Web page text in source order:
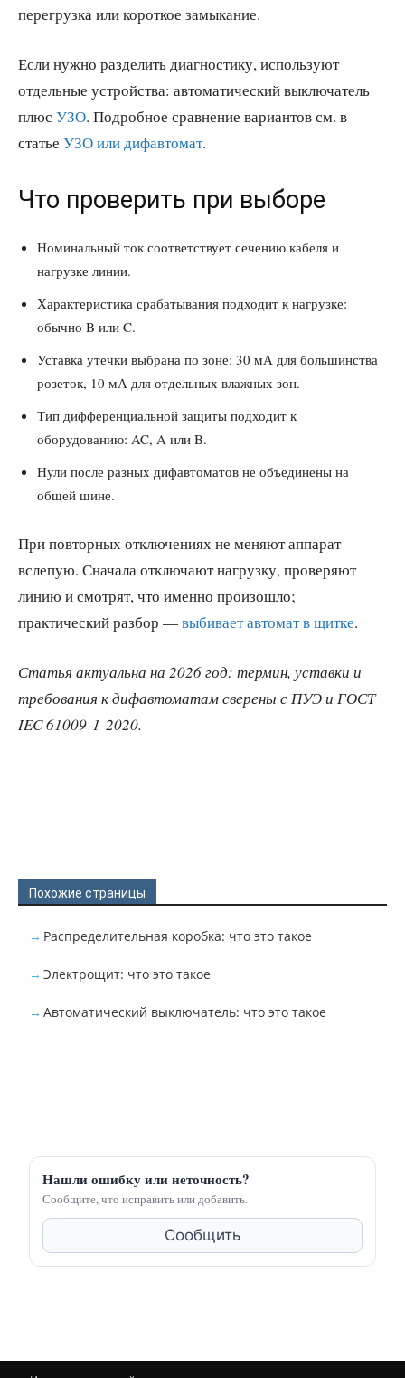
перегрузка или короткое замыкание.
Если нужно разделить диагностику, используют
отдельные устройства: автоматический выключатель
плюс УЗО. Подробное сравнение вариантов см. в
статье УЗО или дифавтомат.
Что проверить при выборе
Номинальный ток соответствует сечению кабеля и
нагрузке линии.
Характеристика срабатывания подходит к нагрузке:
обычно B или C.
Уставка утечки выбрана по зоне: 30 мА для большинства
розеток, 10 мА для отдельных влажных зон.
Тип дифференциальной защиты подходит к
оборудованию: AC, A или B.
Нули после разных дифавтоматов не объединены на
общей шине.
При повторных отключениях не меняют аппарат
вслепую. Сначала отключают нагрузку, проверяют
линию и смотрят, что именно произошло;
практический разбор —выбивает автомат в щитке.
Статья актуальна на 2026 год: термин, уставки и
требования к дифавтоматам сверены с ПУЭ и ГОСТ
IEC 61009-1-2020.
Похожие страницы
Распределительная коробка: что это такое
Электрощит: что это такое
Автоматический выключатель: что это такое
Нашли ошибку или неточность?
Сообщите, что исправить или добавить.
Сообщить